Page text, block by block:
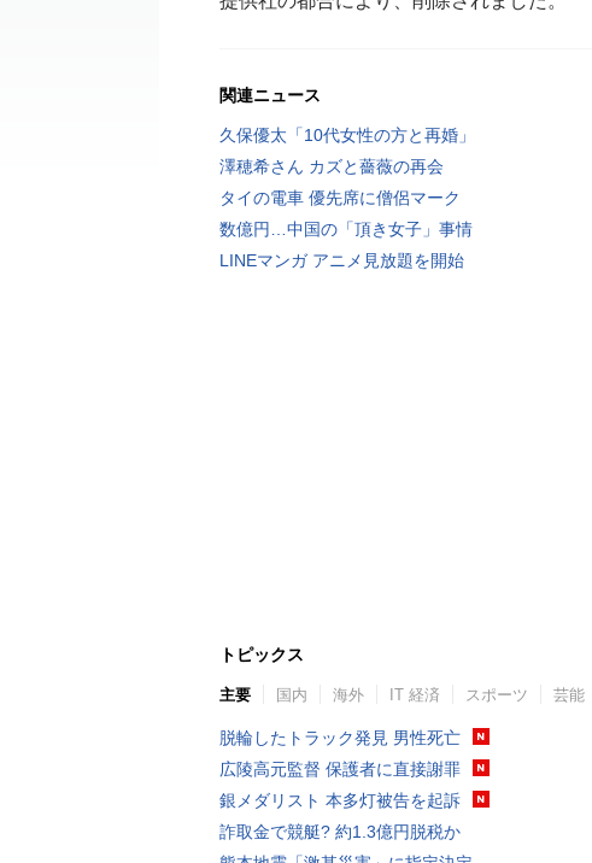
関連ニュース
久保優太「10代女性の方と再婚」
澤穂希さん カズと薔薇の再会
タイの電車 優先席に僧侶マーク
数億円…中国の「頂き女子」事情
LINEマンガ アニメ見放題を開始
トピックス
主要 国内 海外 IT 経済 スポーツ 芸能
脱輪したトラック発見 男性死亡
広陵高元監督 保護者に直接謝罪
銀メダリスト 本多灯被告を起訴
詐取金で競艇? 約1.3億円脱税か